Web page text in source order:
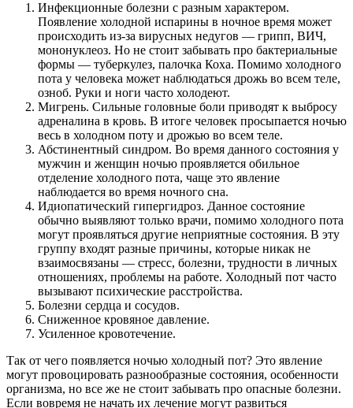
Инфекционные болезни с разным характером.
Появление холодной испарины в ночное время может
происходить из-за вирусных недугов — грипп, ВИЧ,
мононуклеоз. Но не стоит забывать про бактериальные
формы — туберкулез, палочка Коха. Помимо холодного
пота у человека может наблюдаться дрожь во всем теле,
озноб. Руки и ноги часто холодеют.
Мигрень. Сильные головные боли приводят к выбросу
адреналина в кровь. В итоге человек просыпается ночью
весь в холодном поту и дрожью во всем теле.
Абстинентный синдром. Во время данного состояния у
мужчин и женщин ночью проявляется обильное
отделение холодного пота, чаще это явление
наблюдается во время ночного сна.
Идиопатический гипергидроз. Данное состояние
обычно выявляют только врачи, помимо холодного пота
могут проявляться другие неприятные состояния. В эту
группу входят разные причины, которые никак не
взаимосвязаны — стресс, болезни, трудности в личных
отношениях, проблемы на работе. Холодный пот часто
вызывают психические расстройства.
Болезни сердца и сосудов.
Сниженное кровяное давление.
Усиленное кровотечение.
Так от чего появляется ночью холодный пот? Это явление
могут провоцировать разнообразные состояния, особенности
организма, но все же не стоит забывать про опасные болезни.
Если вовремя не начать их лечение могут развиться